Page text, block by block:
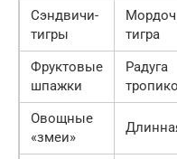
Сэндвичи-
тигры
тигра
Фруктовые
шпажки
Радуга
Овощные
«змеи»